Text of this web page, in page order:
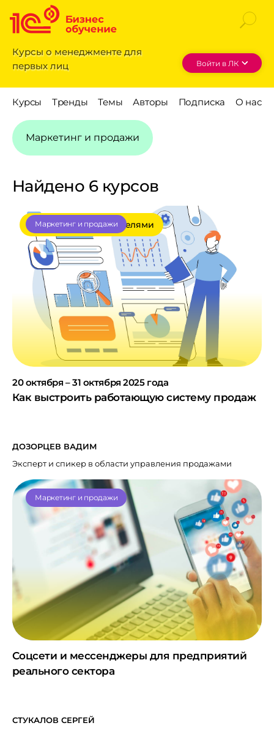
Курсы о менеджменте для
первых лиц
Войти в ЛК
Маркетинг и продажи
Найдено 6 курсов
Маркетинг и продажи
20 октября – 31 октября 2025 года
Как выстроить работающую систему продаж
Онлайн с преподавателями
ДОЗОРЦЕВ ВАДИМ
Эксперт и спикер в области управления продажами
Соцсети и мессенджеры для предприятий
реального сектора
СТУКАЛОВ СЕРГЕЙ
Маркетинг и продажи